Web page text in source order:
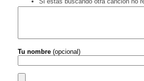
Tu nombre (opcional)